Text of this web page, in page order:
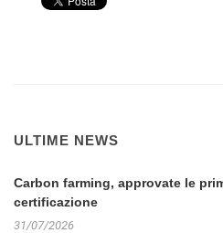
ULTIME NEWS
Carbon farming, approvate le
certificazione
31/07/2026